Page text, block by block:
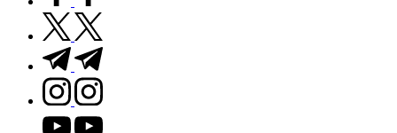
twitter.com
t.me
instagram.com
youtube.com